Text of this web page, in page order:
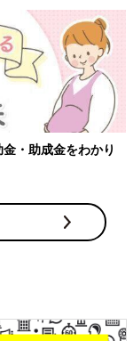
・助成金をわかり